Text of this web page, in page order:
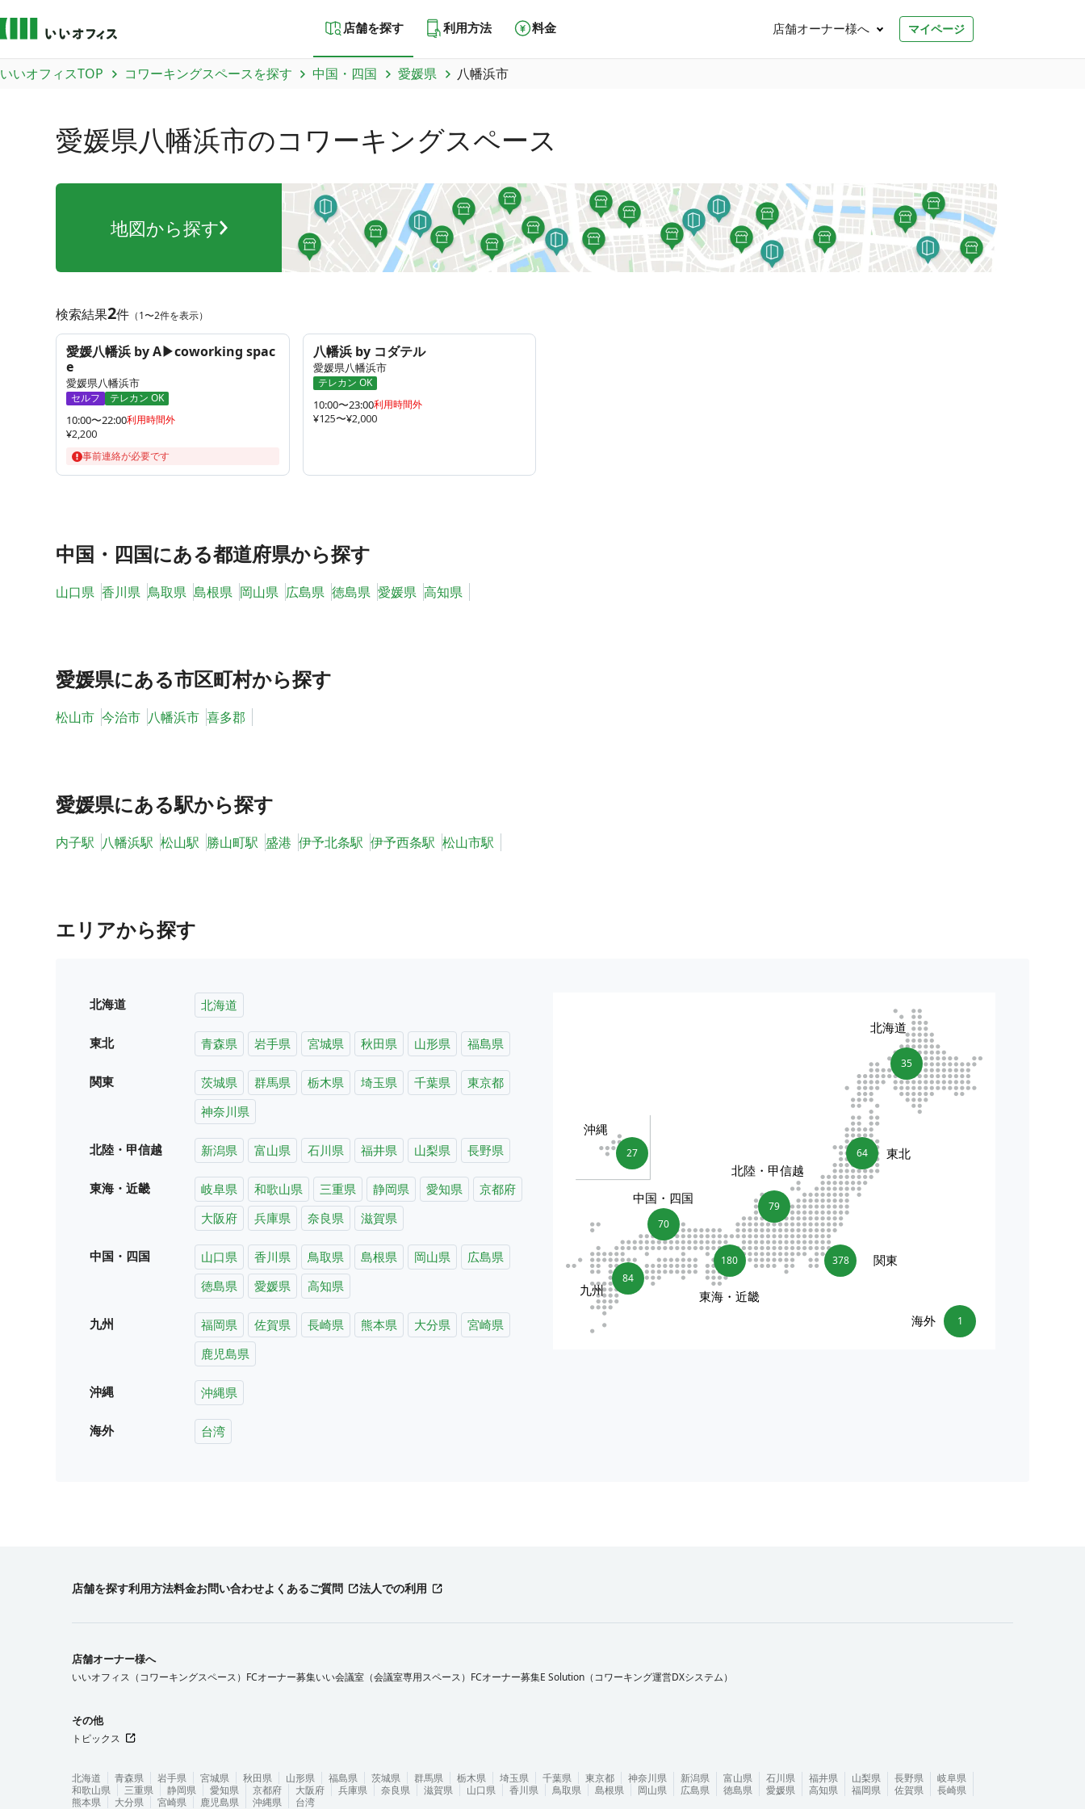
店舗を探す 利用方法 料金 店舗オーナー様へ マイページ
いいオフィスTOP コワーキングスペースを探す 中国・四国 愛媛県 八幡浜市
愛媛県八幡浜市のコワーキングスペース
地図から探す
検索結果2件 （1〜2件を表示）
愛媛八幡浜 by A▶coworking spac
e
愛媛県八幡浜市
セルフ テレカン OK
10:00〜22:00利用時間外
¥2,200
事前連絡が必要です
八幡浜 by コダテル
愛媛県八幡浜市
テレカン OK
10:00〜23:00利用時間外
¥125〜¥2,000
中国・四国にある都道府県から探す
山口県 香川県 鳥取県 島根県 岡山県 広島県 徳島県 愛媛県 高知県
愛媛県にある市区町村から探す
松山市 今治市 八幡浜市 喜多郡
愛媛県にある駅から探す
内子駅 八幡浜駅 松山駅 勝山町駅 盛港 伊予北条駅 伊予西条駅 松山市駅
エリアから探す
北海道 北海道
東北 青森県 岩手県 宮城県 秋田県 山形県 福島県
関東 茨城県 群馬県 栃木県 埼玉県 千葉県
東京都
神奈川県
北陸・甲信越 新潟県 富山県 石川県 福井県 山梨県 長野県
東海・近畿 岐阜県 和歌山県 三重県 静岡県 愛知県
京都府
大阪府
兵庫県 奈良県 滋賀県
中国・四国 山口県 香川県 鳥取県 島根県 岡山県
広島県
徳島県
愛媛県 高知県
九州 福岡県 佐賀県 長崎県 熊本県 大分県
宮崎県
鹿児島県
沖縄 沖縄県
海外 台湾
35
北海道
64 東北
378 関東
79
北陸・甲信越
180
東海・近畿
70
中国・四国
84
九州
27
沖縄
1
海外
店舗を探す利用方法料金お問い合わせよくあるご質問 法人での利用
店舗オーナー様へ
いいオフィス（コワーキングスペース）FCオーナー募集いい会議室（会議室専用スペース）FCオーナー募集E Solution（コワーキング運営DXシステム）
その他
トピックス
北海道 青森県 岩手県 宮城県 秋田県 山形県 福島県 茨城県 群馬県 栃木県 埼玉県 千葉県 東京都 神奈川県 新潟県 富山県 石川県 福井県 山梨県 長野県
岐阜県
和歌山県
三重県 静岡県 愛知県 京都府 大阪府 兵庫県 奈良県 滋賀県 山口県 香川県 鳥取県 島根県 岡山県 広島県 徳島県 愛媛県 高知県 福岡県 佐賀県
長崎県
熊本県
大分県 宮崎県 鹿児島県 沖縄県 台湾